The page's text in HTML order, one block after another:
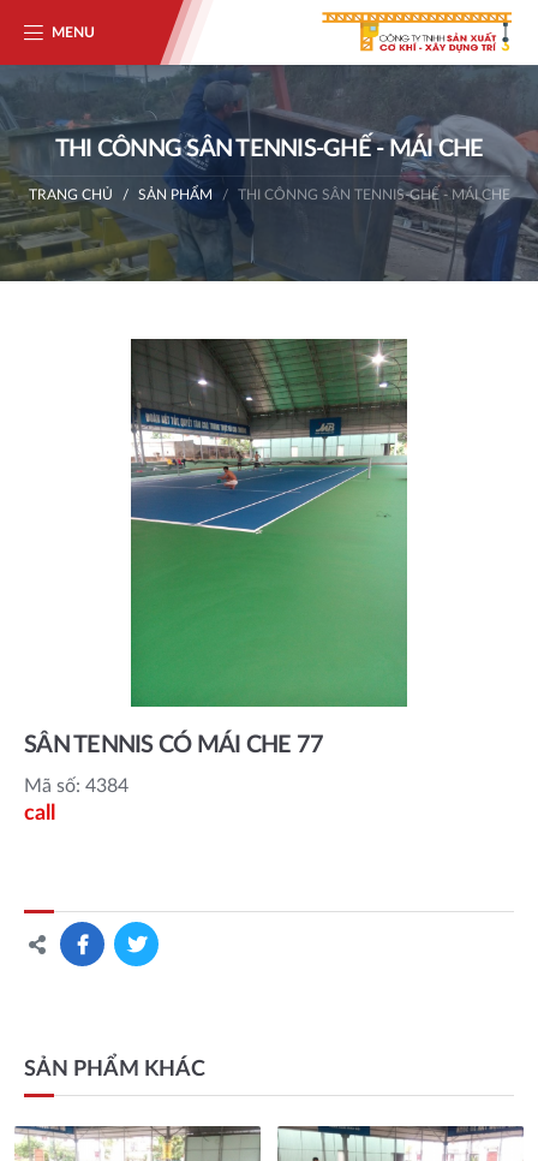
MENU
THI CÔNNG SÂN TENNIS-GHẾ - MÁI CHE
TRANG CHỦ SẢN PHẨM THI CÔNNG SÂN TENNIS-GHẾ - MÁI CHE
SÂN TENNIS CÓ MÁI CHE 77
Mã số: 4384
call
SẢN PHẨM KHÁC